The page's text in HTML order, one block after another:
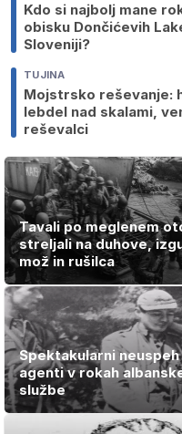
Kdo si najbolj mane
obisku Dončićevih
Sloveniji?
TUJINA
Mojstrsko reševanje:
lebdel nad skalami,
reševalci
Tavali po meglenem
streljali na duhove,
mož in rušilca
Spektakularni neuspeh
agenti v rokah
službe